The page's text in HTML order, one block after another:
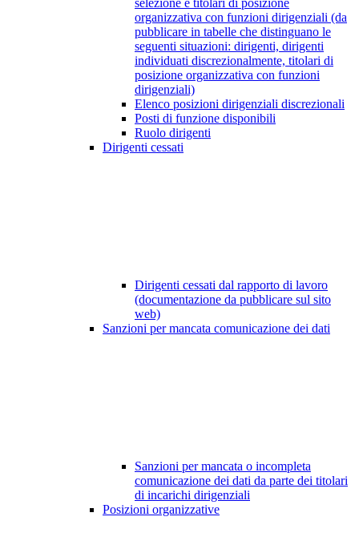
selezione e titolari di posizione
organizzativa con funzioni dirigenziali (da
pubblicare in tabelle che distinguano le
seguenti situazioni: dirigenti, dirigenti
individuati discrezionalmente, titolari di
posizione organizzativa con funzioni
dirigenziali)
Elenco posizioni dirigenziali discrezionali
Posti di funzione disponibili
Ruolo dirigenti
Dirigenti cessati
Dirigenti cessati dal rapporto di lavoro
(documentazione da pubblicare sul sito
web)
Sanzioni per mancata comunicazione dei dati
Sanzioni per mancata o incompleta
comunicazione dei dati da parte dei titolari
di incarichi dirigenziali
Posizioni organizzative